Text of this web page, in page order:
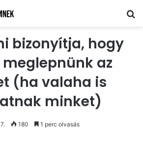
bizonyítja, hogy
az
(ha valaha is
minket)
180 1 perc olvasás